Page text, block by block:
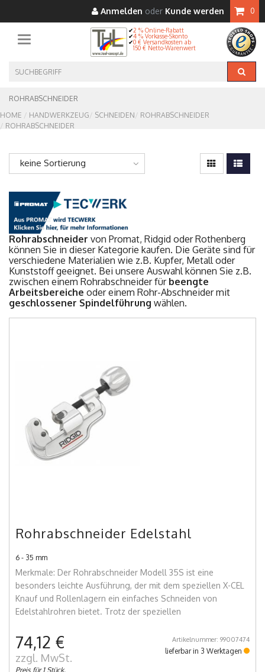
Anmelden oder Kunde werden 0
Toggle navigation
2 % Online-Rabatt
4 % Vorkasse-Skonto
0 € Versandkosten ab
150 € Netto-Warenwert
ROHRABSCHNEIDER
HOME
HANDWERKZEUG SCHNEIDEN
ROHRABSCHNEIDER
ROHRABSCHNEIDER
keine Sortierung
Rohrabschneider von Promat, Ridgid oder Rothenberg
können Sie in dieser Kategorie kaufen. Die Geräte sind für
verschiedene Materialien wie z.B. Kupfer, Metall oder
Kunststoff geeignet. Bei unsere Auswahl können Sie z.B.
zwischen einem Rohrabschneider für beengte
Arbeitsbereiche oder einem Rohr-Abschneider mit
geschlossener Spindelführung wählen.
Rohrabschneider Edelstahl
6 - 35 mm
Merkmale: Der Rohrabschneider Modell 35S ist eine
besonders leichte Ausführung, der mit dem speziellen X-CEL
Knauf und Rollenlagern ein einfaches Schneiden von
Edelstahlrohren bietet. Trotz der speziellen
74,12 €
zzgl. MwSt.
Preis für 1 Stück.
Artikelnummer: 99007474
lieferbar in 3 Werktagen